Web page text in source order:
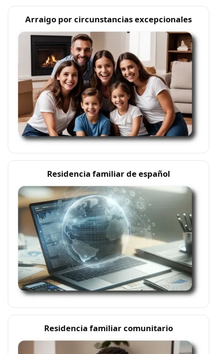
Arraigo por circunstancias excepcionales
Residencia familiar de español
Residencia familiar comunitario